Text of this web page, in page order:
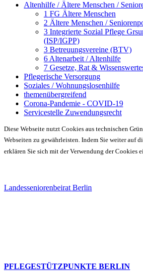
Altenhilfe / Ältere Menschen /
1 FG Ältere Menschen
2 Ältere Menschen /
3 Integrierte Sozial Pflege
(ISP/IGPP)
3 Betreuungsvereine (BTV)
6 Altenarbeit / Altenhilfe
7 Gesetze, Rat &
Pflegerische Versorgung
Soziales / Wohnungslosenhilfe
themenübergreifend
Corona-Pandemie - COVID-19
Servicestelle Zuwendungsrecht
Diese Webseite nutzt Cookies aus technischen
Webseiten zu gewährleisten. Indem Sie weiter auf
erklären Sie sich mit der Verwendung der Cookies
Landesseniorenbeirat Berlin
PFLEGESTÜTZPUNKTE BERLIN